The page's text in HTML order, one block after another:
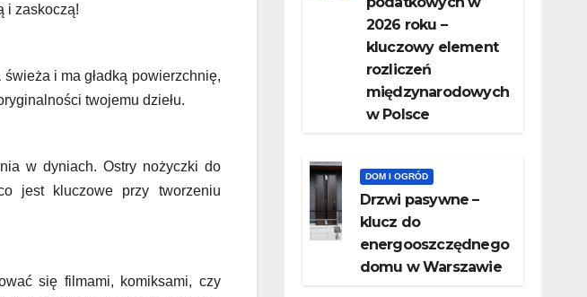
i zaskoczą!
i ma gładką powierzchnię,
twojemu dziełu.
w dyniach. Ostry nożyczki do
jest kluczowe przy tworzeniu
się filmami, komiksami, czy
2026 roku –
kluczowy element
rozliczeń
międzynarodowych
w Polsce
DOM I OGRÓD
Drzwi pasywne –
klucz do
energooszczędnego
domu w Warszawie